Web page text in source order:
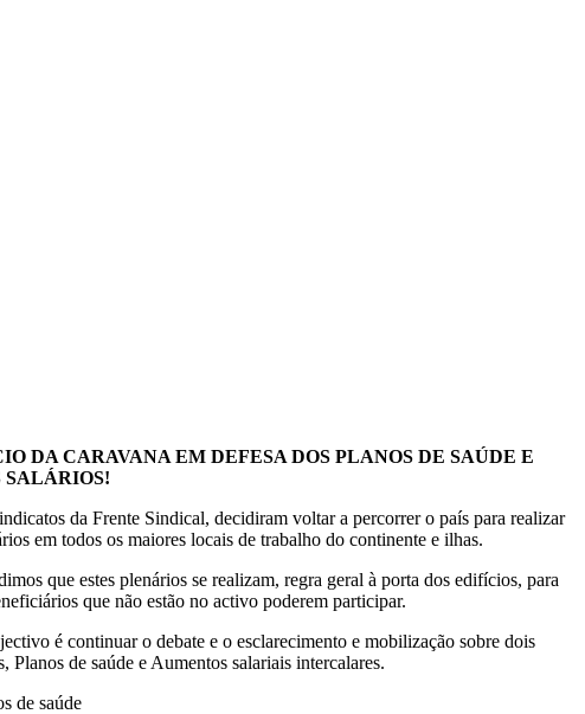
DA CARAVANA EM DEFESA DOS PLANOS DE SAÚDE E
SALÁRIOS!
da Frente Sindical, decidiram voltar a percorrer o país para realizar
em todos os maiores locais de trabalho do continente e ilhas.
que estes plenários se realizam, regra geral à porta dos edifícios, para
que não estão no activo poderem participar.
é continuar o debate e o esclarecimento e mobilização sobre dois
Planos de saúde e Aumentos salariais intercalares.
de saúde